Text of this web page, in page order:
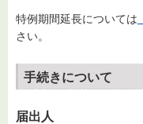
特例期間延長については
さい。
手続きについて
届出人